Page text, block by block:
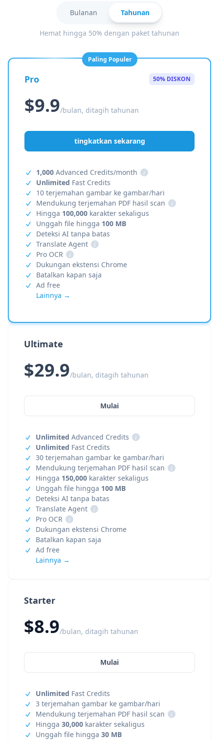
Bulanan Tahunan
Hemat hingga 50% dengan paket tahunan
Starter
$8.9/bulan, ditagih tahunan
Mulai
Unlimited Fast Credits
3 terjemahan gambar ke gambar/hari
Mendukung terjemahan PDF hasil scan
i
Hingga 30,000 karakter sekaligus
Unggah file hingga 30 MB
Paling Populer
Pro 50% DISKON
$9.9/bulan, ditagih tahunan
tingkatkan sekarang
1,000 Advanced Credits/month
i
Unlimited Fast Credits
10 terjemahan gambar ke gambar/hari
Mendukung terjemahan PDF hasil scan
i
Hingga 100,000 karakter sekaligus
Unggah file hingga 100 MB
Deteksi AI tanpa batas
Translate Agent
i
Pro OCR
i
Dukungan ekstensi Chrome
Batalkan kapan saja
Ad free
Lainnya →
Ultimate
$29.9/bulan, ditagih tahunan
Mulai
Unlimited Advanced Credits
i
Unlimited Fast Credits
30 terjemahan gambar ke gambar/hari
Mendukung terjemahan PDF hasil scan
i
Hingga 150,000 karakter sekaligus
Unggah file hingga 100 MB
Deteksi AI tanpa batas
Translate Agent
i
Pro OCR
i
Dukungan ekstensi Chrome
Batalkan kapan saja
Ad free
Lainnya →